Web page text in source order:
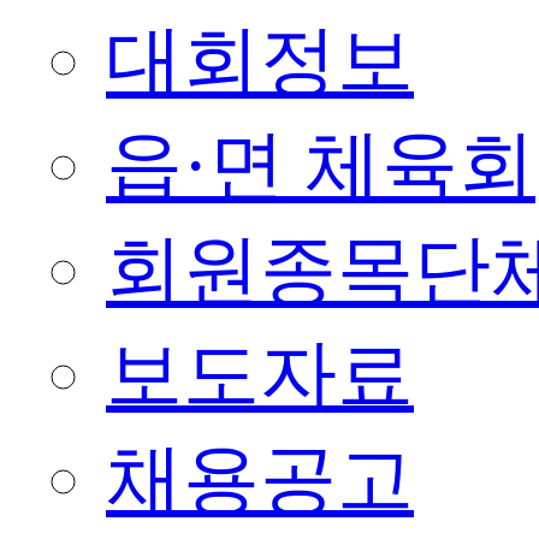
대회정보
읍·면 체육회
회원종목단
보도자료
채용공고